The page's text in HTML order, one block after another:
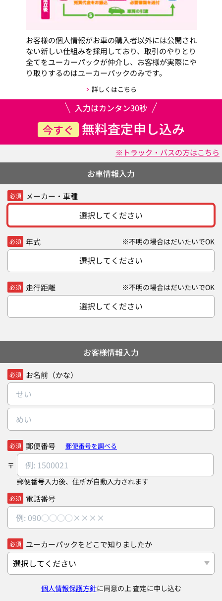
お客様の個人情報がお車の購入者以外には公開され
ない新しい仕組みを採用しており、取引のやりとり
全てをユーカーパックが仲介し、お客様が実際にや
り取りするのはユーカーパックのみです。
詳しくはこちら
入力はカンタン30秒
今すぐ 無料査定申し込み
※トラック・バスの方はこちら
お車情報入力
必須 メーカー・車種
選択してください
必須 年式 ※不明の場合はだいたいでOK
選択してください
必須 走行距離 ※不明の場合はだいたいでOK
選択してください
お客様情報入力
必須 お名前（かな）
必須 郵便番号 郵便番号を調べる
郵便番号入力後、住所が自動入力されます
必須 電話番号
必須 ユーカーパックをどこで知りましたか
個人情報保護方針に同意の上 査定に申し込む